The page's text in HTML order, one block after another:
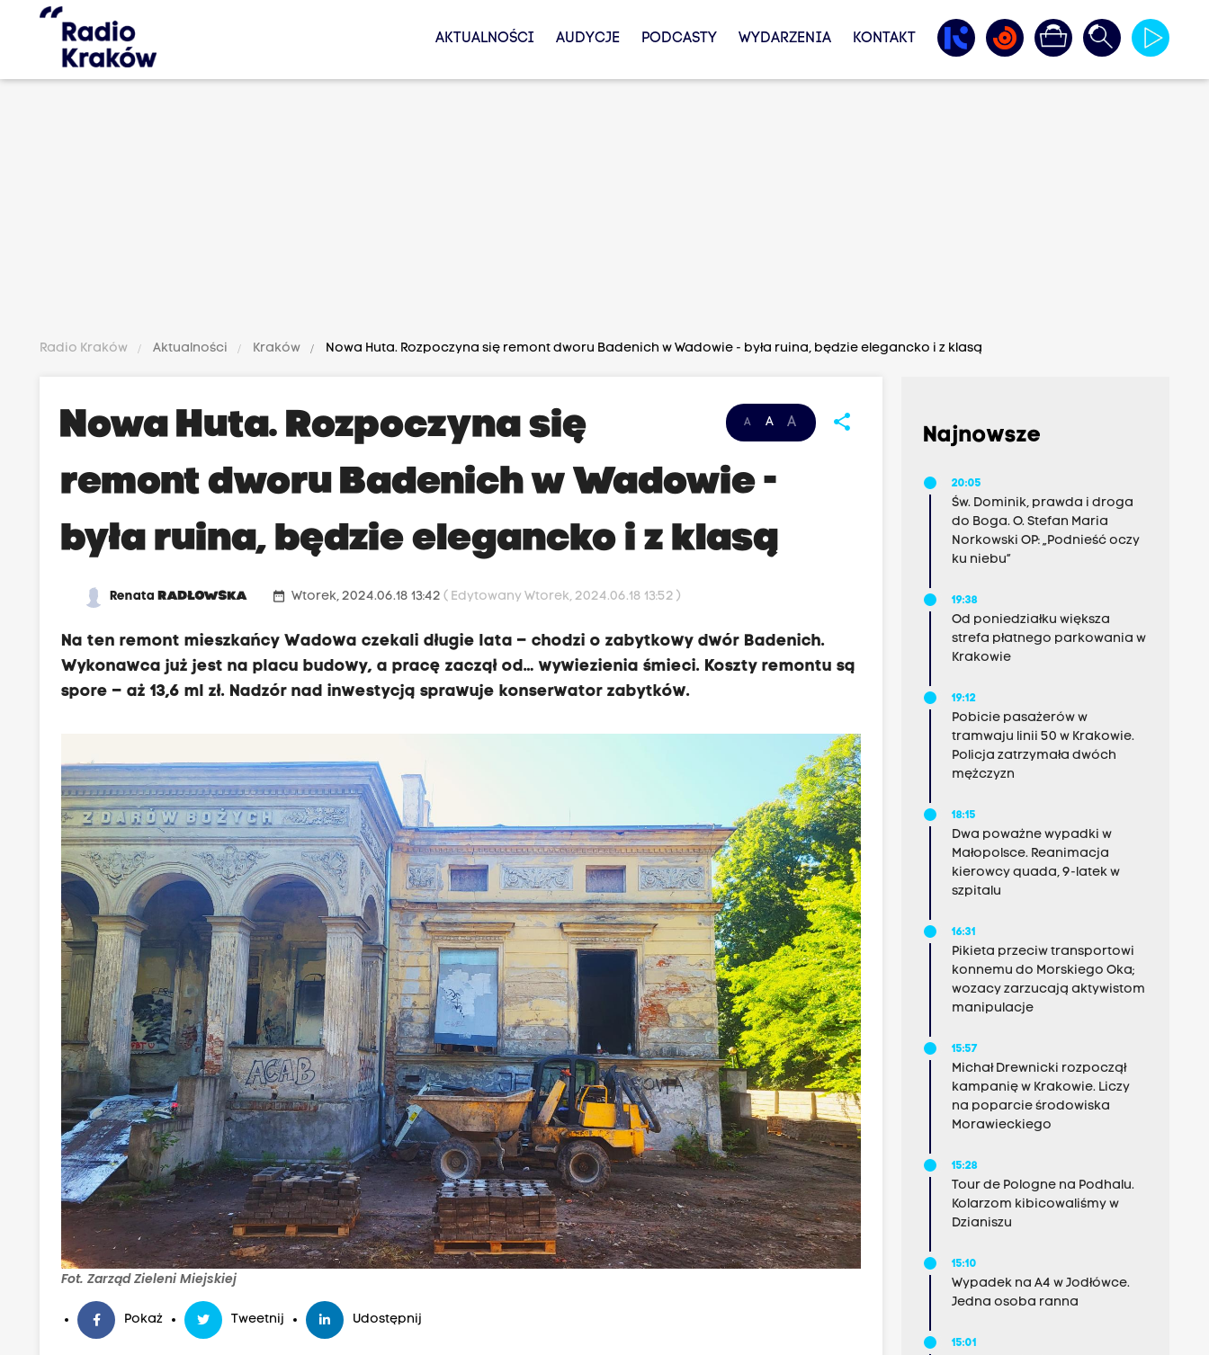
AKTUALNOŚCI AUDYCJE PODCASTY WYDARZENIA KONTAKT
Radio Kraków Aktualności Kraków Nowa Huta. Rozpoczyna się remont dworu Badenich w Wadowie - była ruina, będzie elegancko i z klasą
A A A share
Nowa Huta. Rozpoczyna się
remont dworu Badenich w Wadowie -
była ruina, będzie elegancko i z klasą
RenataRADŁOWSKA date_range Wtorek, 2024.06.18 13:42( Edytowany Wtorek, 2024.06.18 13:52 )
Na ten remont mieszkańcy Wadowa czekali długie lata – chodzi o zabytkowy dwór Badenich.
Wykonawca już jest na placu budowy, a pracę zaczął od… wywiezienia śmieci. Koszty remontu są
spore – aż 13,6 ml zł. Nadzór nad inwestycją sprawuje konserwator zabytków.
Fot. Zarząd Zieleni Miejskiej
Pokaż Tweetnij Udostępnij
Najnowsze
20:05
Św. Dominik, prawda i droga
do Boga. O. Stefan Maria
Norkowski OP: „Podnieść oczy
ku niebu”
19:38
Od poniedziałku większa
strefa płatnego parkowania w
Krakowie
19:12
Pobicie pasażerów w
tramwaju linii 50 w Krakowie.
Policja zatrzymała dwóch
mężczyzn
18:15
Dwa poważne wypadki w
Małopolsce. Reanimacja
kierowcy quada, 9-latek w
szpitalu
16:31
Pikieta przeciw transportowi
konnemu do Morskiego Oka;
wozacy zarzucają aktywistom
manipulacje
15:57
Michał Drewnicki rozpoczął
kampanię w Krakowie. Liczy
na poparcie środowiska
Morawieckiego
15:28
Tour de Pologne na Podhalu.
Kolarzom kibicowaliśmy w
Dzianiszu
15:10
Wypadek na A4 w Jodłówce.
Jedna osoba ranna
15:01